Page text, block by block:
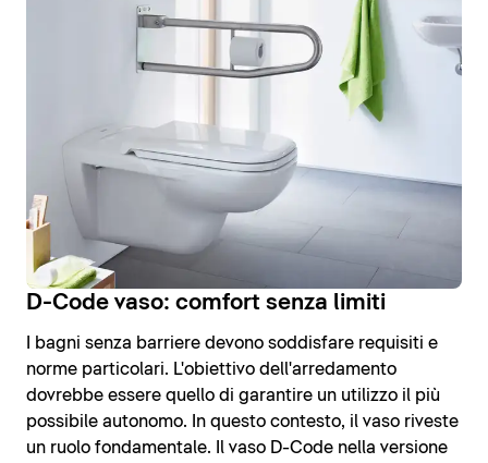
D-Code vaso: comfort senza limiti
I bagni senza barriere devono soddisfare requisiti e
norme particolari. L'obiettivo dell'arredamento
dovrebbe essere quello di garantire un utilizzo il più
possibile autonomo. In questo contesto, il vaso riveste
un ruolo fondamentale. Il vaso D-Code nella versione